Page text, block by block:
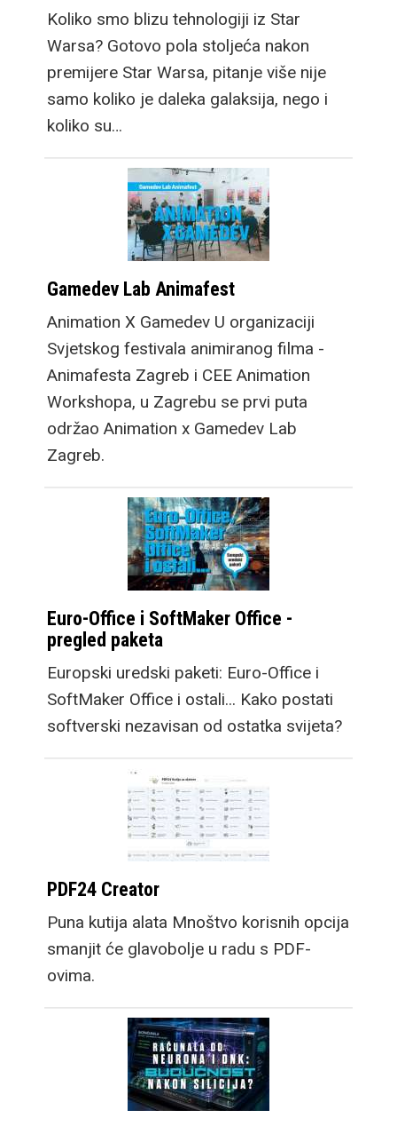
Koliko smo blizu tehnologiji iz Star
Warsa? Gotovo pola stoljeća nakon
premijere Star Warsa, pitanje više nije
samo koliko je daleka galaksija, nego i
koliko su…
Gamedev Lab Animafest
Animation X Gamedev U organizaciji
Svjetskog festivala animiranog filma -
Animafesta Zagreb i CEE Animation
Workshopa, u Zagrebu se prvi puta
održao Animation x Gamedev Lab
Zagreb.
Euro-Office i SoftMaker Office -
pregled paketa
Europski uredski paketi: Euro-Office i
SoftMaker Office i ostali... Kako postati
softverski nezavisan od ostatka svijeta?
PDF24 Creator
Puna kutija alata Mnoštvo korisnih opcija
smanjit će glavobolje u radu s PDF-
ovima.